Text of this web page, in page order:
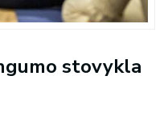
stovykla